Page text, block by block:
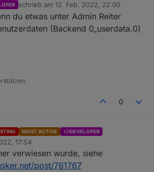
schau was Drin ist und wenn nix
löschen und Ende.
ich kenne dieses Verzeichnis nicht und
doch alles
im Pfad
schrieb am 12. Feb. 2022, 22:00
zuletzt editiert von
du etwas unter Admin Reiter
(Backend 0_userdata.0)
0
MOST ACTIVE DEVELOPER
17:54
verwiesen wurde, siehe
post/761767